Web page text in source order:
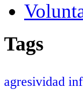
Tags
agresividad